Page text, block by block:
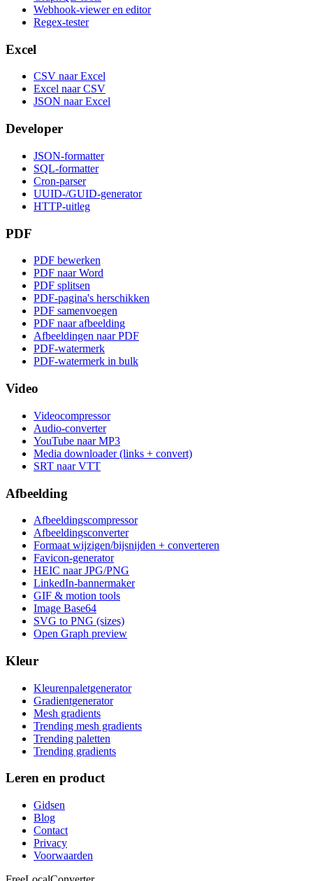
Webhook-viewer en editor
Regex-tester
Excel
CSV naar Excel
Excel naar CSV
JSON naar Excel
Developer
JSON-formatter
SQL-formatter
Cron-parser
UUID-/GUID-generator
HTTP-uitleg
PDF
PDF bewerken
PDF naar Word
PDF splitsen
PDF-pagina's herschikken
PDF samenvoegen
PDF naar afbeelding
Afbeeldingen naar PDF
PDF-watermerk
PDF-watermerk in bulk
Video
Videocompressor
Audio-converter
YouTube naar MP3
Media downloader (links + convert)
SRT naar VTT
Afbeelding
Afbeeldingscompressor
Afbeeldingsconverter
Formaat wijzigen/bijsnijden + converteren
Favicon-generator
HEIC naar JPG/PNG
LinkedIn-bannermaker
GIF & motion tools
Image Base64
SVG to PNG (sizes)
Open Graph preview
Kleur
Kleurenpaletgenerator
Gradientgenerator
Mesh gradients
Trending mesh gradients
Trending paletten
Trending gradients
Leren en product
Gidsen
Blog
Contact
Privacy
Voorwaarden